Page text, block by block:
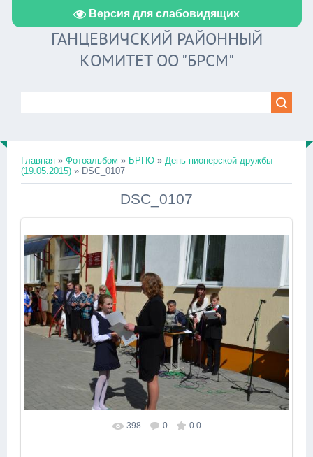
Версия для слабовидящих
ГАНЦЕВИЧСКИЙ РАЙОННЫЙ
КОМИТЕТ ОО "БРСМ"
Главная » Фотоальбом » БРПО » День пионерской дружбы
(19.05.2015) » DSC_0107
DSC_0107
398 0 0.0